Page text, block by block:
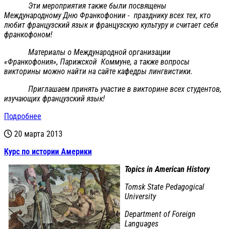
Эти мероприятия также были посвящены
Международному Дню Франкофонии - празднику всех тех, кто
любит французский язык и французскую культуру и считает себя
франкофоном!
Материалы о Международной организации
«Франкофония», Парижской Коммуне, а также вопросы
викторины можно найти на сайте кафедры лингвистики.
Приглашаем принять участие в викторине всех студентов,
изучающих французский язык!
Подробнее
20 марта 2013
Курс по истории Америки
Topics in American History
Tomsk State Pedagogical
University
Department of Foreign
Languages